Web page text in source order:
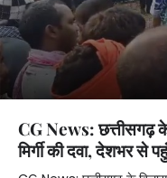
CG News: छत्तीसगढ़ के
मिर्गी की दवा, देशभर से